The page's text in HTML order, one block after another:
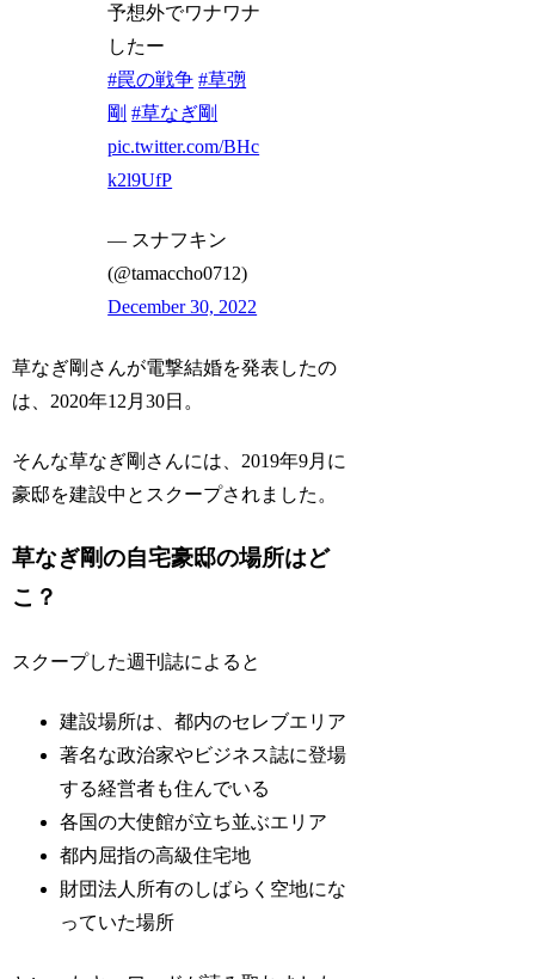
予想外でワナワナ
したー
#罠の戦争 #草彅
剛 #草なぎ剛
pic.twitter.com/BHc
k2l9UfP
— スナフキン
(@tamaccho0712)
December 30, 2022
草なぎ剛さんが電撃結婚を発表したの
は、2020年12月30日。
そんな草なぎ剛さんには、2019年9月に
豪邸を建設中とスクープされました。
草なぎ剛の自宅豪邸の場所はど
こ？
スクープした週刊誌によると
建設場所は、都内のセレブエリア
著名な政治家やビジネス誌に登場
する経営者も住んでいる
各国の大使館が立ち並ぶエリア
都内屈指の高級住宅地
財団法人所有のしばらく空地にな
っていた場所